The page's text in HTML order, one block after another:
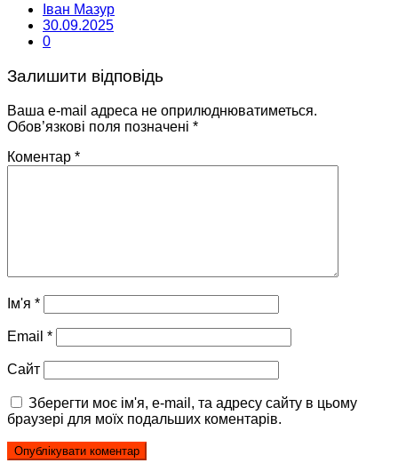
Іван Мазур
30.09.2025
0
Залишити відповідь
Ваша e-mail адреса не оприлюднюватиметься.
Обов’язкові поля позначені *
Коментар *
Ім'я *
Email *
Сайт
Зберегти моє ім'я, e-mail, та адресу сайту в цьому
браузері для моїх подальших коментарів.